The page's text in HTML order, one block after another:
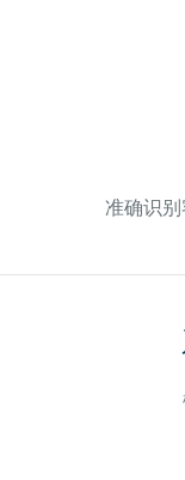
准确识